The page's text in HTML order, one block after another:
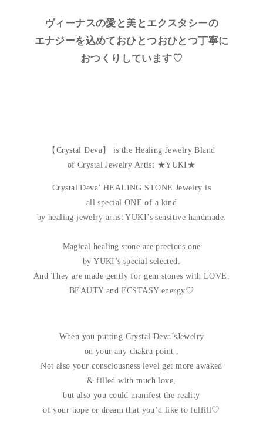
ヴィーナスの愛と美とエクスタシーの
エナジーを込めておひとつおひとつ丁寧に
おつくりしています♡
【Crystal Deva】 is the Healing Jewelry Bland
of Crystal Jewelry Artist ★YUKI★
Crystal Deva’ HEALING STONE Jewelry is
all special ONE of a kind
by healing jewelry artist YUKI’s sensitive handmade.
Magical healing stone are precious one
by YUKI’s special selected.
And They are made gently for gem stones with LOVE,
BEAUTY and ECSTASY energy♡
When you putting Crystal Deva’sJewelry
on your any chakra point ,
Not also your consciousness level get more awaked
& filled with much love,
but also you could manifest the reality
of your hope or dream that you’d like to fulfill♡